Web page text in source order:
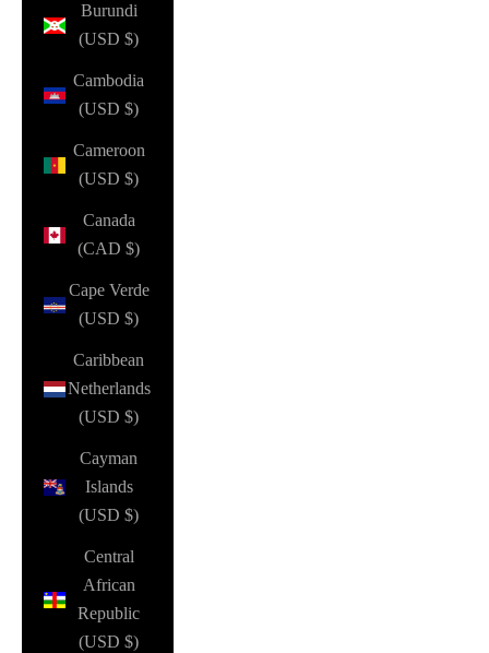
Burundi
(USD $)
Cambodia
(USD $)
Cameroon
(USD $)
Canada
(CAD $)
Cape Verde
(USD $)
Caribbean
Netherlands
(USD $)
Cayman
Islands
(USD $)
Central
African
Republic
(USD $)